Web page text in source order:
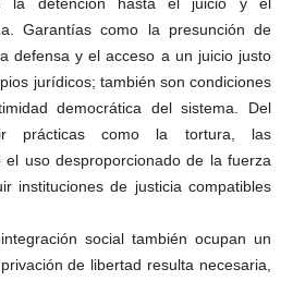
Garantías como la presunción de
defensa y el acceso a un juicio justo
jurídicos; también son condiciones
democrática del sistema. Del
prácticas como la tortura, las
uso desproporcionado de la fuerza
instituciones de justicia compatibles
social también ocupan un
de libertad resulta necesaria,